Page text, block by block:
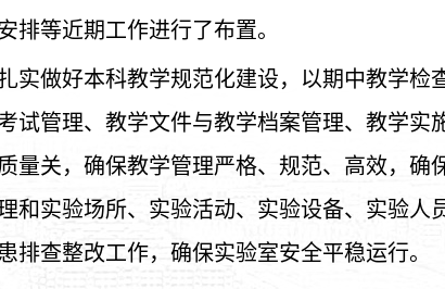
排等近期工作进行了布置。
实做好本科教学规范化建设，以期中教学检
试管理、教学文件与教学档案管理、教学实
量关，确保教学管理严格、规范、高效，确
和实验场所、实验活动、实验设备、实验人
查整改工作，确保实验室安全平稳运行。